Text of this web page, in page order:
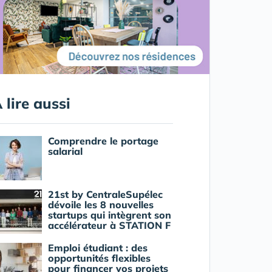
lire aussi
Comprendre le portage
salarial
21st by CentraleSupélec
dévoile les 8 nouvelles
startups qui intègrent son
accélérateur à STATION F
Emploi étudiant : des
opportunités flexibles
pour financer vos projets